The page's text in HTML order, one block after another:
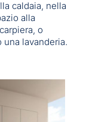
caldaia, nella
alla
o
lavanderia.